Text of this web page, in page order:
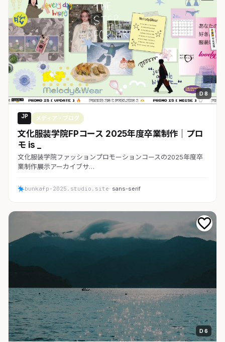
D 8
JP メディア・ブログ
文化服装学院FPコース 2025年度卒業制作｜プロ
モ is _
文化服装学院ファッションプロモーションコースの2025年度卒
業制作展示アーカイブサ…
bunkafp-2025.studio.site· sans-serif
D 6